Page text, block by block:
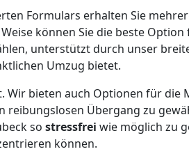
Formulars erhalten Sie
können Sie die beste
unterstützt durch unser
Umzug bietet.
Wir bieten auch Optionen für die
Übergang zu
so stressfrei wie möglich zu
können.